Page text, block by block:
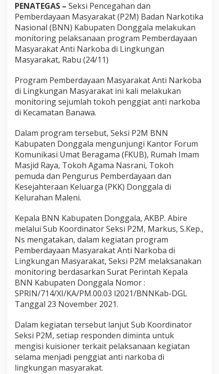
a
r
k
o
b
a
PENATEGAS – Seksi Pencegahan dan
Pemberdayaan Masyarakat (P2M) Badan Narkotika
Nasional (BNN) Kabupaten Donggala melakukan
monitoring pelaksanaan program Pemberdayaan
Masyarakat Anti Narkoba di Lingkungan
Masyarakat, Rabu (24/11)
Program Pemberdayaan Masyarakat Anti Narkoba
di Lingkungan Masyarakat ini kali melakukan
monitoring sejumlah tokoh penggiat anti narkoba
di Kecamatan Banawa.
Dalam program tersebut, Seksi P2M BNN
Kabupaten Donggala mengunjungi Kantor Forum
Komunikasi Umat Beragama (FKUB), Rumah Imam
Masjid Raya, Tokoh Agama Nasrani, Tokoh
pemuda dan Pengurus Pemberdayaan dan
Kesejahteraan Keluarga (PKK) Donggala di
Kelurahan Maleni.
Kepala BNN Kabupaten Donggala, AKBP. Abire
melalui Sub Koordinator Seksi P2M, Markus, S.Kep.,
Ns mengatakan, dalam kegiatan program
Pemberdayaan Masyarakat Anti Narkoba di
Lingkungan Masyarakat, Seksi P2M melaksanakan
monitoring berdasarkan Surat Perintah Kepala
BNN Kabupaten Donggala Nomor :
SPRIN/714/XI/KA/PM.00.03 l2021/BNNKab-DGL
Tanggal 23 November 2021.
Dalam kegiatan tersebut lanjut Sub Koordinator
Seksi P2M, setiap responden diminta untuk
mengisi kuisioner terkait pelaksanaan kegiatan
selama menjadi penggiat anti narkoba di
lingkungan masyarakat.